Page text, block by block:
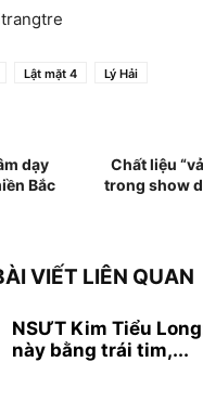
Lật mặt 4 Lý Hải
dạy
Bắc
Chất liệu
trong show
VIẾT LIÊN QUAN
NSƯT Kim Tiểu
này bằng trái tim,...